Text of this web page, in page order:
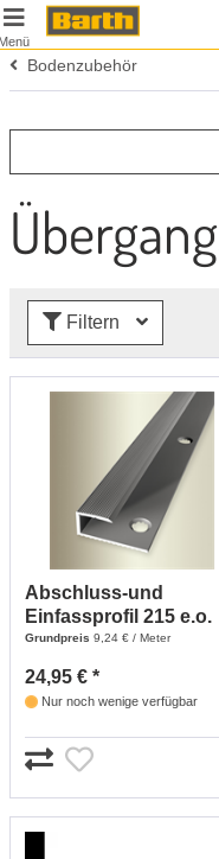
Bodenzubehör
Filtern
Abschluss-und
Einfassprofil 215 e.o.
14-15,2 - 270 (edelstahl
Grundpreis 9,24 € / Meter
24,95 € *
Nur noch wenige verfügbar